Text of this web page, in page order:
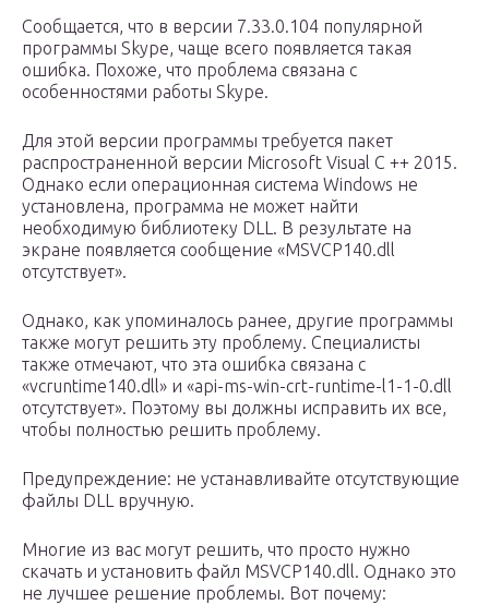
Сообщается, что в версии 7.33.0.104 популярной
программы Skype, чаще всего появляется такая
ошибка. Похоже, что проблема связана с
особенностями работы Skype.
Для этой версии программы требуется пакет
распространенной версии Microsoft Visual С ++ 2015.
Однако если операционная система Windows не
установлена, программа не может найти
необходимую библиотеку DLL. В результате на
экране появляется сообщение «MSVCP140.dll
отсутствует».
Однако, как упоминалось ранее, другие программы
также могут решить эту проблему. Специалисты
также отмечают, что эта ошибка связана с
«vcruntime140.dll» и «api-ms-win-crt-runtime-l1-1-0.dll
отсутствует». Поэтому вы должны исправить их все,
чтобы полностью решить проблему.
Предупреждение: не устанавливайте отсутствующие
файлы DLL вручную.
Многие из вас могут решить, что просто нужно
скачать и установить файл MSVCP140.dll. Однако это
не лучшее решение проблемы. Вот почему: